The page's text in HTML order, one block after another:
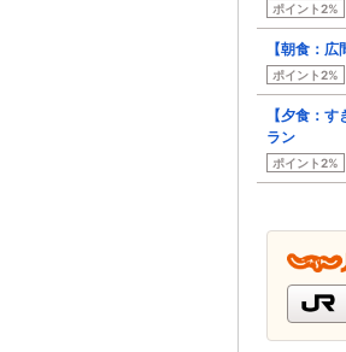
ポイント2%
【朝食：
ポイント2%
【夕食：
ラン
ポイント2%